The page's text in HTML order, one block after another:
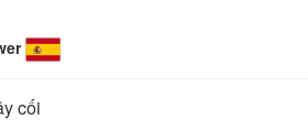
cối